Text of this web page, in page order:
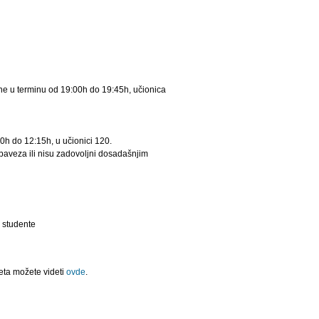
u terminu od 19:00h do 19:45h, učionica
do 12:15h, u učionici 120.
ili nisu zadovoljni dosadašnjim
možete videti ovde.